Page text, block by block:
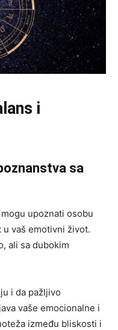
i
sa
upoznati osobu
u vaš emotivni život.
ali sa dubokim
i da pažljivo
vaše emocionalne i
između bliskosti i